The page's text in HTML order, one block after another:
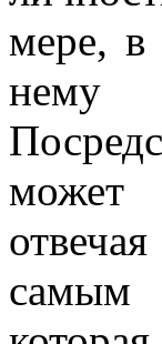
мере, в
нему
может
самым